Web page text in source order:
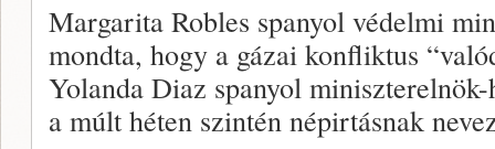
Margarita Robles spanyol védelmi
mondta, hogy a gázai konfliktus
Yolanda Diaz spanyol
a múlt héten szintén népirtásnak